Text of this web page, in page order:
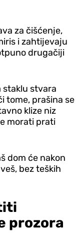
za čišćenje,
i zahtijevaju
drugačiji
staklu stvara
tome, prašina se
klize niz
morati prati
dom će nakon
bez teških
prozora